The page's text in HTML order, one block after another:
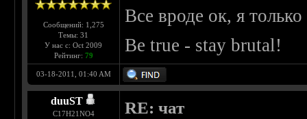
Сообщений: 1,275
Темы: 31
У нас с: Oct 2009
Рейтинг: 79
Все вроде ок, я только
Be true - stay brutal!
03-18-2011, 01:40 AM
duuST
С17H21NO4 RE: чат